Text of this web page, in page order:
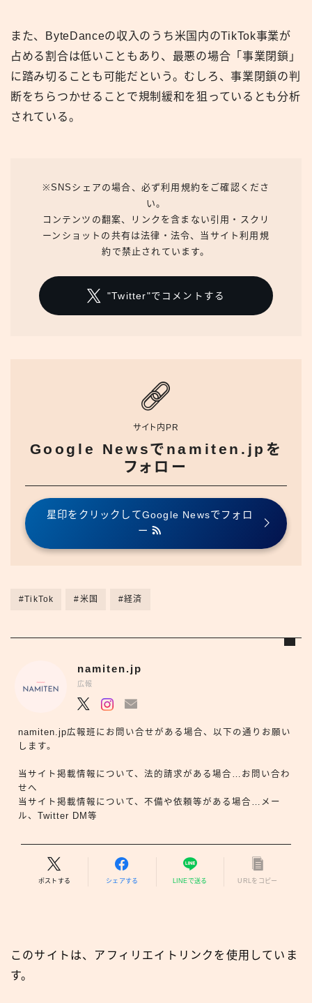
また、ByteDanceの収入のうち米国内のTikTok事業が
占める割合は低いこともあり、最悪の場合「事業閉鎖」
に踏み切ることも可能だという。むしろ、事業閉鎖の判
断をちらつかせることで規制緩和を狙っているとも分析
されている。
※SNSシェアの場合、必ず利用規約をご確認くださ
い。
コンテンツの翻案、リンクを含まない引用・スクリ
ーンショットの共有は法律・法令、当サイト利用規
約で禁止されています。
"Twitter"でコメントする
サイト内PR
Google Newsでnamiten.jpを
フォロー
星印をクリックしてGoogle Newsでフォロ
ー
#TikTok #米国 #経済
namiten.jp
広報
namiten.jp広報班にお問い合せがある場合、以下の通りお願い
します。
当サイト掲載情報について、法的請求がある場合…お問い合わ
せへ
当サイト掲載情報について、不備や依頼等がある場合…メー
ル、Twitter DM等
ポストする シェアする LINEで送る URLをコピー
このサイトは、アフィリエイトリンクを使用していま
す。